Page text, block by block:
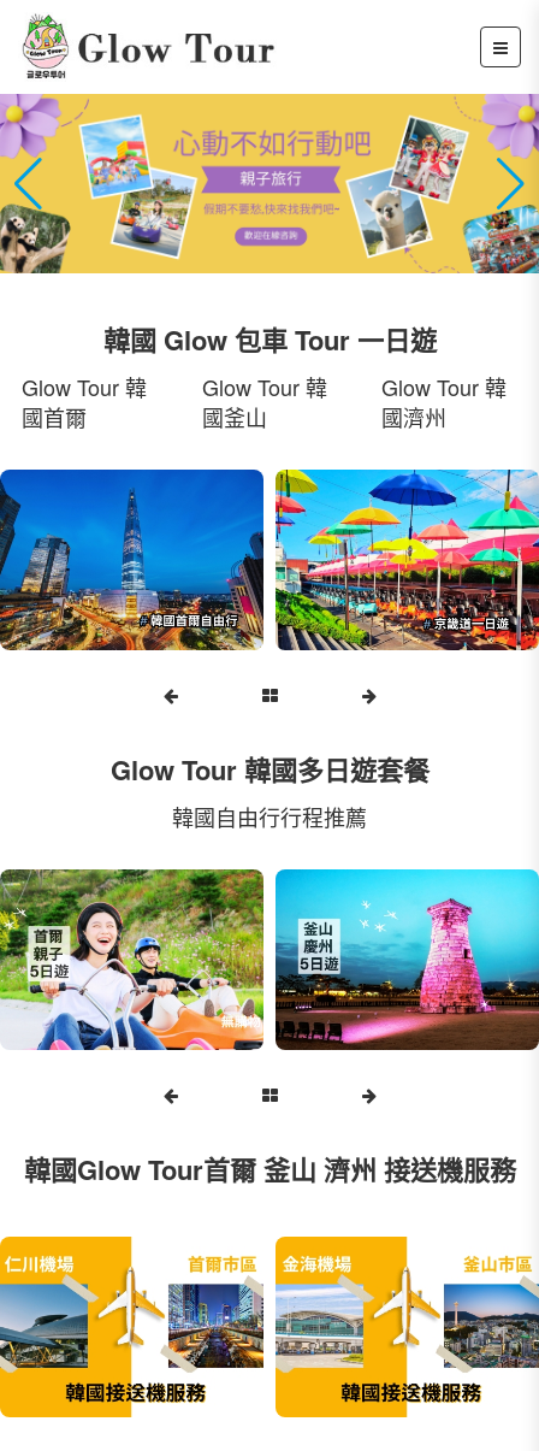
韓國 Glow 包車 Tour 一日遊
Glow Tour 韓
國首爾
Glow Tour 韓
國釜山
Glow Tour 韓
國濟州
Glow Tour 韓國多日遊套餐
韓國自由行行程推薦
韓國Glow Tour首爾 釜山 濟州 接送機服務